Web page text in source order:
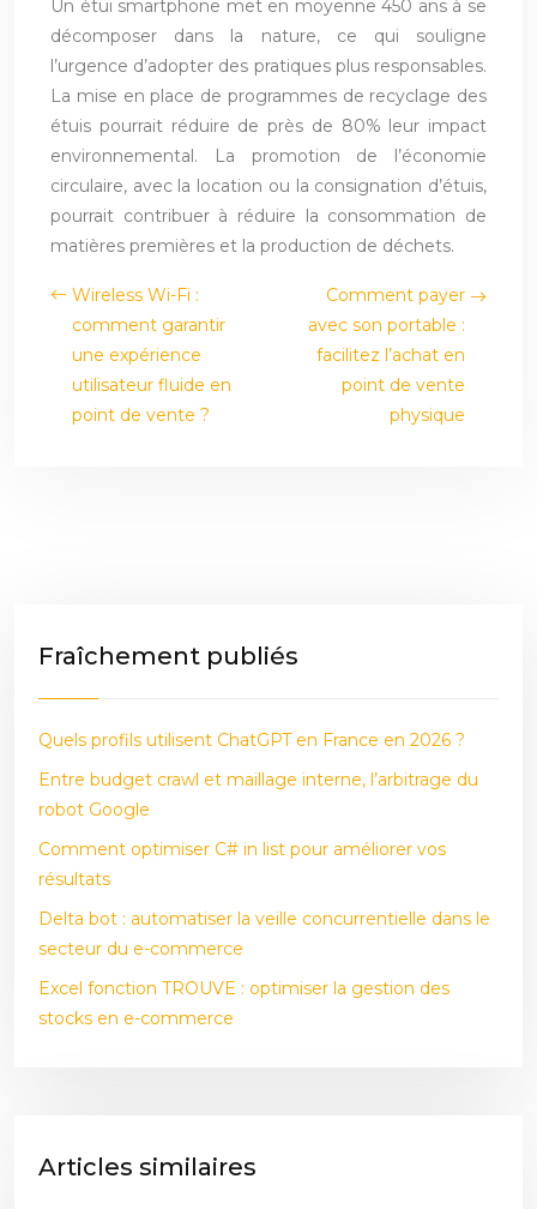
Un étui smartphone met en moyenne 450 ans à se
décomposer dans la nature, ce qui souligne
l’urgence d’adopter des pratiques plus responsables.
La mise en place de programmes de recyclage des
étuis pourrait réduire de près de 80% leur impact
environnemental. La promotion de l’économie
circulaire, avec la location ou la consignation d’étuis,
pourrait contribuer à réduire la consommation de
matières premières et la production de déchets.
Wireless Wi-Fi :
comment garantir
une expérience
utilisateur fluide en
point de vente ?
Comment payer
avec son portable :
facilitez l’achat en
point de vente
physique
Fraîchement publiés
Quels profils utilisent ChatGPT en France en 2026 ?
Entre budget crawl et maillage interne, l’arbitrage du
robot Google
Comment optimiser C# in list pour améliorer vos
résultats
Delta bot : automatiser la veille concurrentielle dans le
secteur du e-commerce
Excel fonction TROUVE : optimiser la gestion des
stocks en e-commerce
Articles similaires